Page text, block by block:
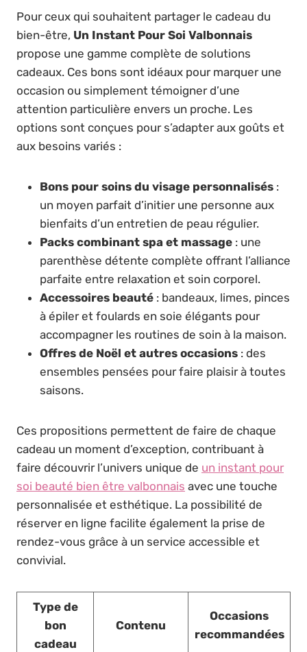
Pour ceux qui souhaitent partager le cadeau du
bien-être, Un Instant Pour Soi Valbonnais
propose une gamme complète de solutions
cadeaux. Ces bons sont idéaux pour marquer une
occasion ou simplement témoigner d’une
attention particulière envers un proche. Les
options sont conçues pour s’adapter aux goûts et
aux besoins variés :
Bons pour soins du visage personnalisés :
un moyen parfait d’initier une personne aux
bienfaits d’un entretien de peau régulier.
Packs combinant spa et massage : une
parenthèse détente complète offrant l’alliance
parfaite entre relaxation et soin corporel.
Accessoires beauté : bandeaux, limes, pinces
à épiler et foulards en soie élégants pour
accompagner les routines de soin à la maison.
Offres de Noël et autres occasions : des
ensembles pensées pour faire plaisir à toutes
saisons.
Ces propositions permettent de faire de chaque
cadeau un moment d’exception, contribuant à
faire découvrir l’univers unique de un instant pour
soi beauté bien être valbonnais avec une touche
personnalisée et esthétique. La possibilité de
réserver en ligne facilite également la prise de
rendez-vous grâce à un service accessible et
convivial.
Type de
bon
cadeau
Contenu
Occasions
recommandées